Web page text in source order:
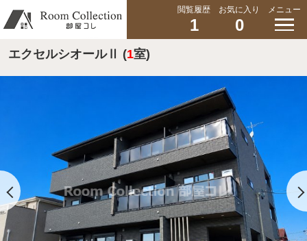
閲覧履歴
1
お気に入り
0
メニュー
エクセルシオールⅡ (1室)